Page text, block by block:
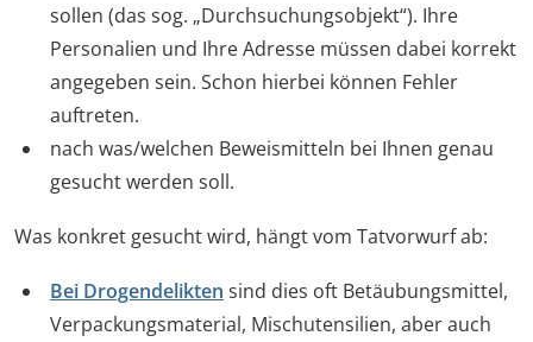
sollen (das sog. „Durchsuchungsobjekt“). Ihre
Personalien und Ihre Adresse müssen dabei korrekt
angegeben sein. Schon hierbei können Fehler
auftreten.
nach was/welchen Beweismitteln bei Ihnen genau
gesucht werden soll.
Was konkret gesucht wird, hängt vom Tatvorwurf ab:
Bei Drogendelikten sind dies oft Betäubungsmittel,
Verpackungsmaterial, Mischutensilien, aber auch